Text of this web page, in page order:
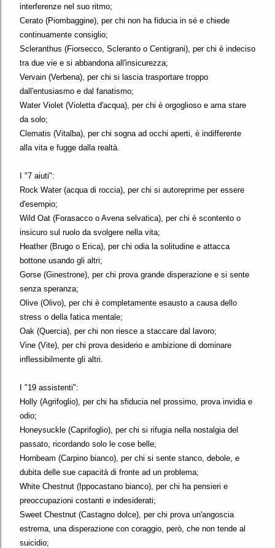
interferenze nel suo ritmo;
Cerato (Piombaggine), per chi non ha fiducia in sé e chiede
continuamente consiglio;
Scleranthus (Fiorsecco, Scleranto o Centigrani), per chi è indeciso
tra due vie e si abbandona all'insicurezza;
Vervain (Verbena), per chi si lascia trasportare troppo
dall'entusiasmo e dal fanatismo;
Water Violet (Violetta d'acqua), per chi è orgoglioso e ama stare
da solo;
Clematis (Vitalba), per chi sogna ad occhi aperti, è indifferente
alla vita e fugge dalla realtà.
I "7 aiuti":
Rock Water (acqua di roccia), per chi si autoreprime per essere
d'esempio;
Wild Oat (Forasacco o Avena selvatica), per chi è scontento o
insicuro sul ruolo da svolgere nella vita;
Heather (Brugo o Erica), per chi odia la solitudine e attacca
bottone usando gli altri;
Gorse (Ginestrone), per chi prova grande disperazione e si sente
senza speranza;
Olive (Olivo), per chi è completamente esausto a causa dello
stress o della fatica mentale;
Oak (Quercia), per chi non riesce a staccare dal lavoro;
Vine (Vite), per chi prova desiderio e ambizione di dominare
inflessibilmente gli altri.
I "19 assistenti":
Holly (Agrifoglio), per chi ha sfiducia nel prossimo, prova invidia e
odio;
Honeysuckle (Caprifoglio), per chi si rifugia nella nostalgia del
passato, ricordando solo le cose belle;
Hornbeam (Carpino bianco), per chi si sente stanco, debole, e
dubita delle sue capacità di fronte ad un problema;
White Chestnut (Ippocastano bianco), per chi ha pensieri e
preoccupazioni costanti e indesiderati;
Sweet Chestnut (Castagno dolce), per chi prova un'angoscia
estrema, una disperazione con coraggio, però, che non tende al
suicidio;